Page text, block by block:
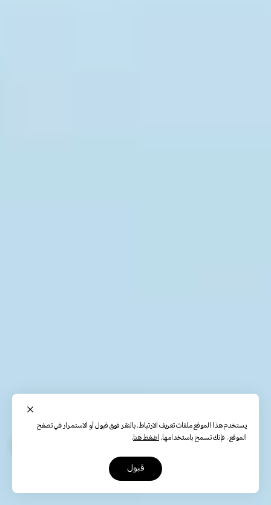
يستخدم هذا الموقع ملفات تعريف الارتباط. بالنقر فوق قبول أو الاستمرار في تصفح
الموقع ، فإنك تسمح باستخدامها.اضغط هنا.
قبول